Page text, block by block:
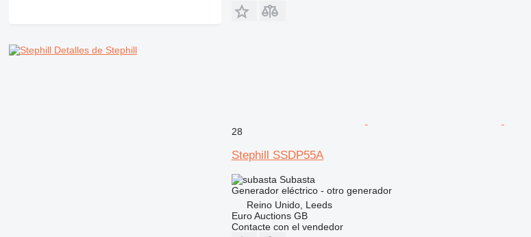
Detalles de Stephill
28
Stephill SSDP55A
Subasta
Generador eléctrico - otro generador
Reino Unido, Leeds
Euro Auctions GB
Contacte con el vendedor